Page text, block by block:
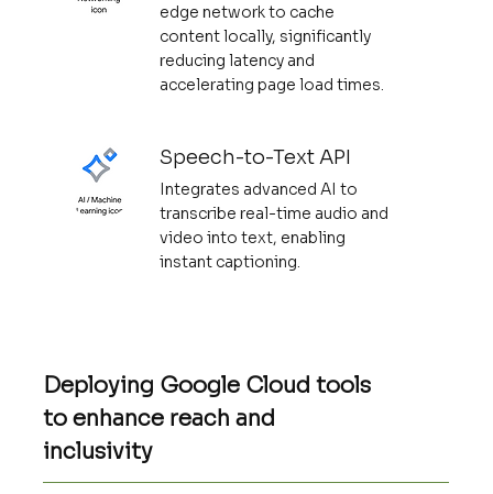
Deploying Google Cloud tools
to enhance reach and
inclusivity
edge network to cache
content locally, significantly
reducing latency and
accelerating page load times.
Speech-to-Text API
Integrates advanced AI to
transcribe real-time audio and
video into text, enabling
instant captioning.